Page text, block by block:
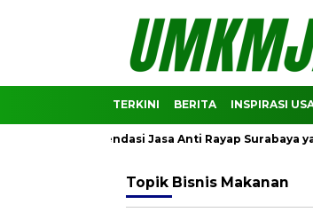
TERKINI BERITA INSPIRASI
Ini Rekomendasi Jasa Anti Rayap Surabaya
Topik Bisnis Makanan